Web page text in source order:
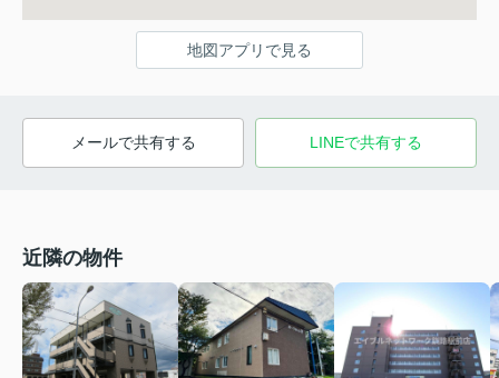
地図アプリで見る
メールで共有する LINEで共有する
近隣の物件